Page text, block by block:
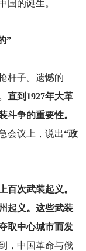
国的诞生。
”
杆子。遗憾的
直到1927年大革
斗争的重要性。
会议上，说出“政
百次武装起义。
起义。这些武装
取中心城市而发
，中国革命与俄